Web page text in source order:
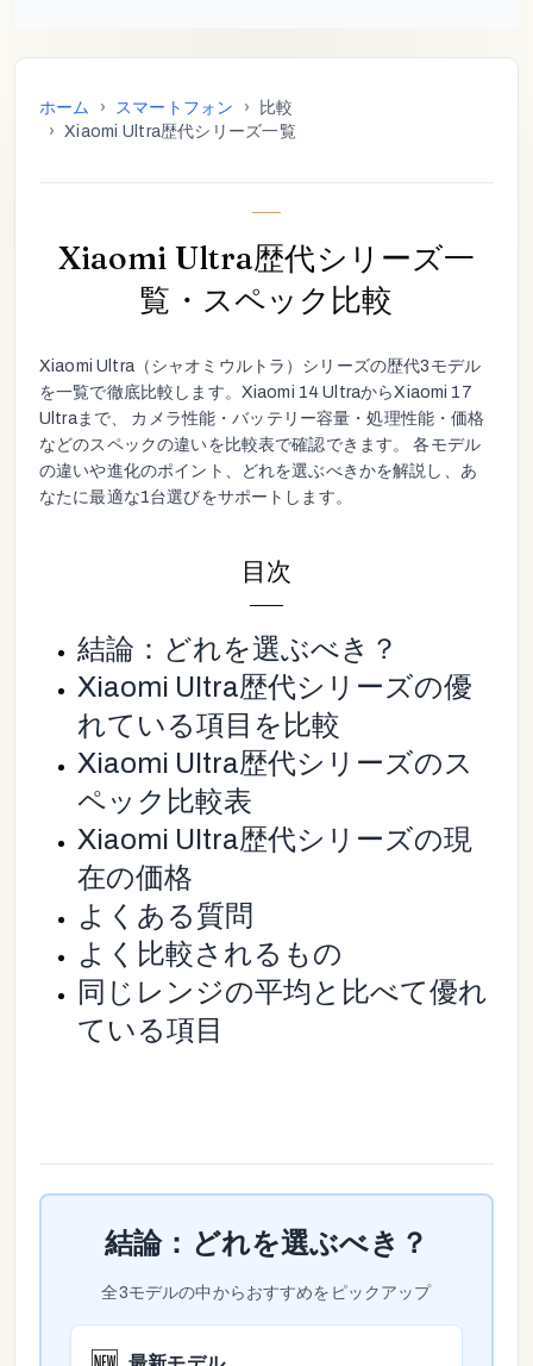
ホーム › スマートフォン ›
比較
›
Xiaomi Ultra歴代シリーズ一覧
Xiaomi Ultra歴代シリーズ一
覧・スペック比較
Xiaomi Ultra（ シャオミウルトラ ）シリーズの歴代3 モデル
を一覧で徹底比較します。 Xiaomi 14 UltraからXiaomi 17
Ultraまで、 カメラ性能・バッテリー容量・処理性能・価格
などのスペックの違いを比較表で確認できます。 各モデル
の違いや進化のポイント、どれを選ぶべきかを解説し、あ
なたに最適な1台選びをサポートします。
目次
結論：どれを選ぶべき？
Xiaomi Ultra歴代シリーズの優
れている項目を比較
Xiaomi Ultra歴代シリーズのス
ペック比較表
Xiaomi Ultra歴代シリーズの現
在の価格
よくある質問
よく比較されるもの
同じレンジの平均と比べて優れ
ている項目
結論：どれを選ぶべき？
全3モデルの中からおすすめをピックアップ